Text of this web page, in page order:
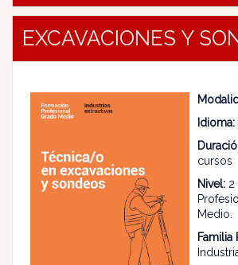
EXCAVACIONES Y
Idioma:
cursos
Nivel: 2
Medio.
Familia